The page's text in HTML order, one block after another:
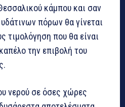
κάμπου και σαν
πόρων θα γίνεται
τιμολόγηση που θα είναι
την επιβολή του
νερού σε όσες χώρες